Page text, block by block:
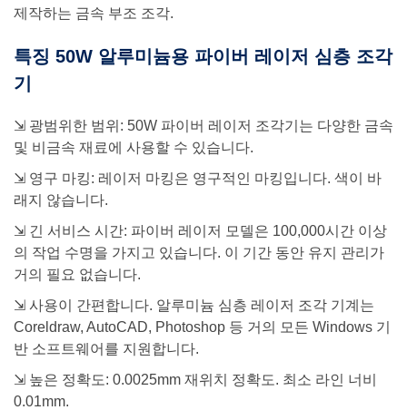
제작하는 금속 부조 조각.
특징 50W 알루미늄용 파이버 레이저 심층 조각
기
⇲ 광범위한 범위: 50W 파이버 레이저 조각기는 다양한 금속
및 비금속 재료에 사용할 수 있습니다.
⇲ 영구 마킹: 레이저 마킹은 영구적인 마킹입니다. 색이 바
래지 않습니다.
⇲ 긴 서비스 시간: 파이버 레이저 모델은 100,000시간 이상
의 작업 수명을 가지고 있습니다. 이 기간 동안 유지 관리가
거의 필요 없습니다.
⇲ 사용이 간편합니다. 알루미늄 심층 레이저 조각 기계는
Coreldraw, AutoCAD, Photoshop 등 거의 모든 Windows 기
반 소프트웨어를 지원합니다.
⇲ 높은 정확도: 0.0025mm 재위치 정확도. 최소 라인 너비
0.01mm.